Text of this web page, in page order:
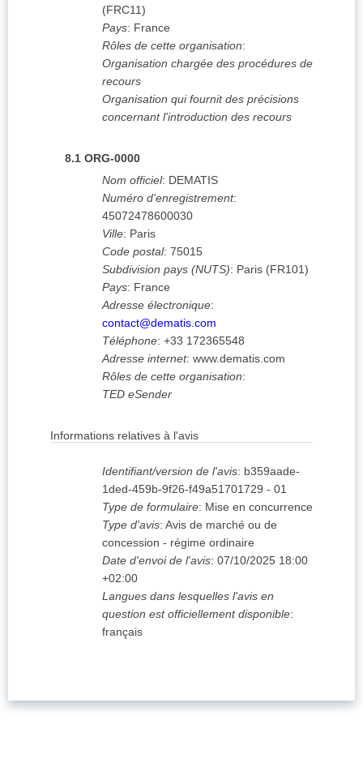
(FRC11)
Pays: France
Rôles de cette organisation:
Organisation chargée des procédures de
recours
Organisation qui fournit des précisions
concernant l'introduction des recours
8.1 ORG-0000
Nom officiel: DEMATIS
Numéro d'enregistrement:
45072478600030
Ville: Paris
Code postal: 75015
Subdivision pays (NUTS): Paris (FR101)
Pays: France
Adresse électronique:
contact@dematis.com
Téléphone: +33 172365548
Adresse internet: www.dematis.com
Rôles de cette organisation:
TED eSender
Informations relatives à l'avis
Identifiant/version de l'avis: b359aade-
1ded-459b-9f26-f49a51701729 - 01
Type de formulaire: Mise en concurrence
Type d'avis: Avis de marché ou de
concession - régime ordinaire
Date d'envoi de l'avis: 07/10/2025 18:00
+02:00
Langues dans lesquelles l'avis en
question est officiellement disponible:
français